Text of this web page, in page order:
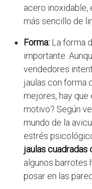
acero inoxidable,
más sencillo de
Forma: La forma
importante.
vendedores
jaulas con forma
mejores, hay que
motivo? Según
mundo de la
estrés
jaulas cuadradas
algunos barrotes
posar en las